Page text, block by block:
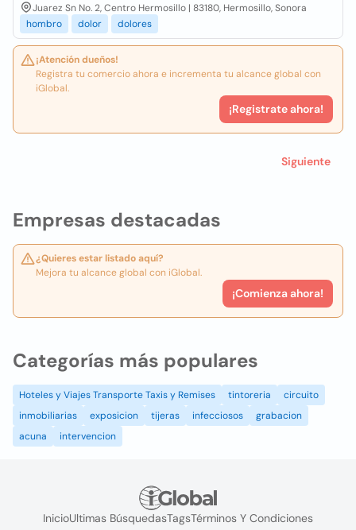
Empresas destacadas
¿Quieres estar listado aquí?
Mejora tu alcance global con iGlobal.
¡Comienza ahora!
Juarez Sn No. 2, Centro Hermosillo | 83180, Hermosillo, Sonora
hombro
dolor dolores
¡Atención dueños!
Registra tu comercio ahora e incrementa tu alcance global con
iGlobal.
¡Registrate ahora!
Siguiente
Categorías más populares
Hoteles y Viajes Transporte Taxis y Remises tintoreria
circuito
inmobiliarias
exposicion tijeras infecciosos
grabacion
acuna
intervencion
InicioUltimas BúsquedasTagsTérminos Y Condiciones